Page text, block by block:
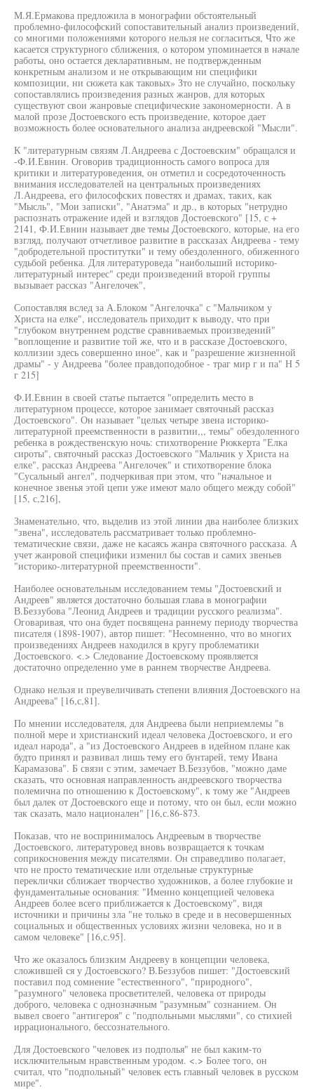
М.Я.Ермакова предложила в монографии обстоятельный
проблемно-философский сопоставительный анализ произведений,
со многими положениями которого нельзя не согласиться, Что же
касается структурного сближения, о котором упоминается в начале
работы, оно остается декларативным, не подтвержденным
конкретным анализом и не открывающим ни специфики
композиции, ни сюжета как таковых» Зто не случайно, поскольку
сопоставлялись произведения разных жанров, для которых
существуют свои жанровые специфические закономерности. А в
малой прозе Достоевского есть произведение, которое дает
возможность более основательного анализа андреевской "Мысли".
К "литературным связям Л.Андреева с Достоевским" обращался и
-Ф.И.Евнин. Оговорив традиционность самого вопроса для
критики и литературоведения, он отметил и сосредоточенность
внимания исследователей на центральных произведениях
Л.Андреева, его философских повестях и драмах, таких, как
"Мысль", "Мои записки", "Анатэма" и др., в которых "нетрудно
распознать отражение идей и взглядов Достоевского" [15, с +
2141, Ф.И.Евнин называет две темы Достоевского, которые, на его
взгляд, получают отчетливое развитие в рассказах Андреева - тему
"добродетельной проститутки" и тему обездоленного, обиженного
судьбой ребенка. Для литературоведа "наибольший историко-
литературный интерес" среди произведений второй группы
вызывает рассказ "Ангелочек",
Сопоставляя вслед за А.Блоком "Ангелочка" с "Мальчиком у
Христа на елке", исследователь приходит к выводу, что при
"глубоком внутреннем родстве сравниваемых произведений"
"воплощение и развитие той же, что и в рассказе Достоевского,
коллизии здесь совершенно иное", как и "разрешение жизненной
драмы" - у Андреева "более правдоподобное - траг мир г и па" Н 5
г 215]
Ф.И.Евнин в своей статье пытается "определить место в
литературном процессе, которое занимает святочный рассказ
Достоевского". Он называет "целых четыре звена историко-
литературной преемственности в развитии,,, темы" обездоленного
ребенка в рождественскую ночь: стихотворение Рюккерта "Елка
сироты", святочный рассказ Достоевского "Мальчик у Христа на
елке", рассказ Андреева "Ангелочек" и стихотворение блока
"Сусальный ангел", подчеркивая при этом, что "начальное и
конечное звенья этой цепи уже имеют мало общего между собой"
[15, с,216],
Знаменательно, что, выделив из этой линии два наиболее близких
"звена", исследователь рассматривает только проблемно-
тематические связи, даже не касаясь жанра святочного рассказа. А
учет жанровой специфики изменил бы состав и самих звеньев
"историко-литературной преемственности".
Наиболее основательным исследованием темы "Достоевский и
Андреев" является достаточно большая глава в монографии
В.Беззубова "Леонид Андреев и традиции русского реализма".
Оговаривая, что она будет посвящена раннему периоду творчества
писателя (1898-1907), автор пишет: "Несомненно, что во многих
произведениях Андреев находился в кругу проблематики
Достоевского. <.> Следование Достоевскому проявляется
достаточно определенно уме в раннем творчестве Андреева.
Однако нельзя и преувеличивать степени влияния Достоевского на
Андреева" [16,с,81].
По мнении исследователя, для Андреева были неприемлемы "в
полной мере и христианский идеал человека Достоевского, и его
идеал народа", а "из Достоевского Андреев в идейном плане как
будто принял и развивал лишь тему его бунтарей, тему Ивана
Карамазова". Б связи с этим, замечает В.Беззубов, "можно даме
сказать, что основная направленность андреевского творчества
полемична по отношению к Достоевскому", к тому же "Андреев
был далек от Достоевского еще и потому, что он был, если можно
так сказать, мало национален" [16,с.86-873.
Показав, что не воспринималось Андреевым в творчестве
Достоевского, литературовед вновь возвращается к точкам
соприкосновения между писателями. Он справедливо полагает,
что не просто тематические или отдельные структурные
переклички сближает творчество художников, а более глубокие и
фундаментальные основания: "Именно концепцией человека
Андреев более всего приближается к Достоевскому", видя
источники и причины зла "не только в среде и в несовершенных
социальных и общественных условиях жизни человека, но и в
самом человеке" [16,с.95].
Что же оказалось близким Андрееву в концепции человека,
сложившей ся у Достоевского? В.Беззубов пишет: "Достоевский
поставил под сомнение "естественного", "природного",
"разумного" человека просветителей, человека от природы
доброго, человека с однозначным "разумным" сознанием. Он
вывел своего "антигероя" с "подпольными мыслями", со стихией
иррационального, бессознательного.
Для Достоевского "человек из подполья" не был каким-то
исключительным нравственным уродом. <.> Более того, он
считал, что "подпольный" человек есть главный человек в русском
мире".